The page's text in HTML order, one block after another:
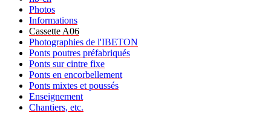
Photos
Informations
Cassette A06
Photographies de l'IBETON
Ponts poutres préfabriqués
Ponts sur cintre fixe
Ponts en encorbellement
Ponts mixtes et poussés
Enseignement
Chantiers, etc.